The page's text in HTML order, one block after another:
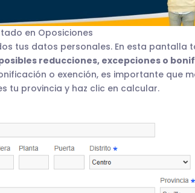
en Oposiciones
tus datos personales. En esta pantalla
reducciones, excepciones o
o exención, es importante que
tu provincia y haz clic en calcular.